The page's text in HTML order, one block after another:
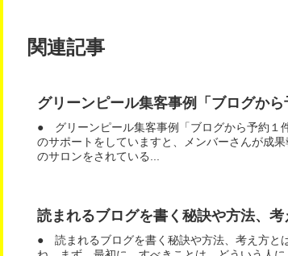
関連記事
グリーンピール集客事例「ブログか
● グリーンピール集客事例「ブログから予約１
のサポートをしていますと、メンバーさんが成
のサロンをされている...
読まれるブログを書く秘訣や方法、考
● 読まれるブログを書く秘訣や方法、考え方と